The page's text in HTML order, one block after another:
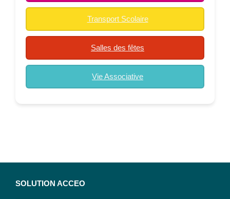
Transport Scolaire
Salles des fêtes
Vie Associative
SOLUTION ACCEO